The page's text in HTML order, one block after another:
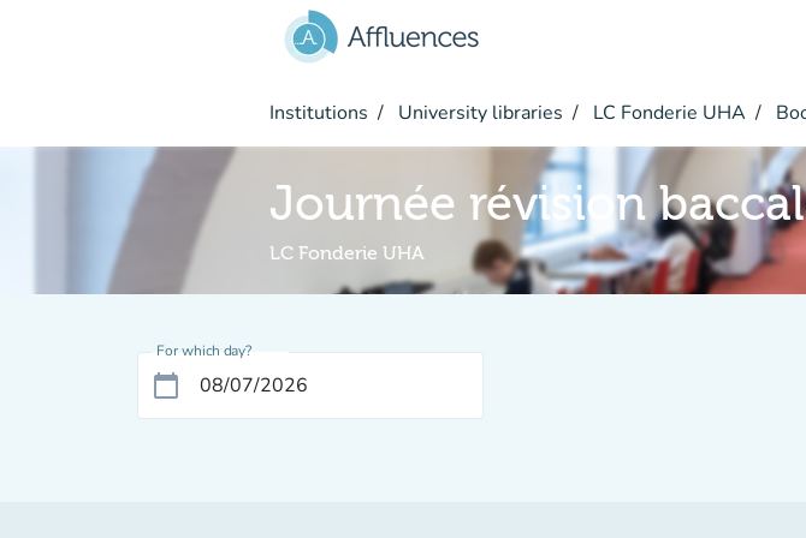
Institutions University libraries LC Fonderie UHA
Journée révision
LC Fonderie UHA
For which day?
calendar_today